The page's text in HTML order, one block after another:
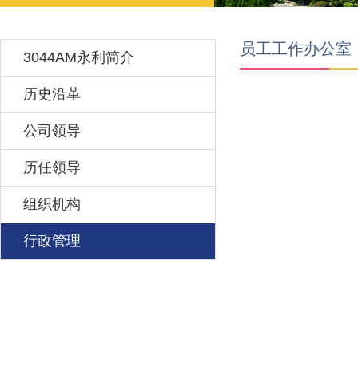
3044AM永利简介
历史沿革
公司领导
历任领导
组织机构
行政管理
员工工作办公室